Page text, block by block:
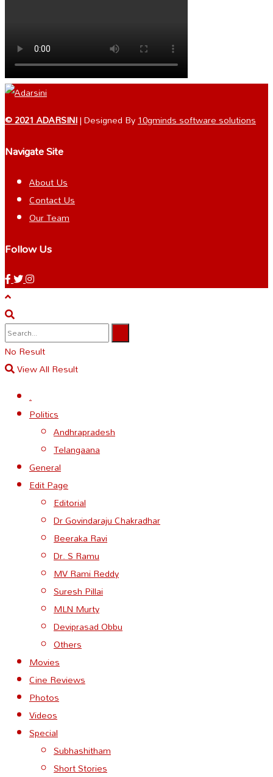
© 2021 ADARSINI| Designed By10gminds software solutions
Navigate Site
About Us
Contact Us
Our Team
Follow Us
No Result
View All Result
.
Politics
Andhrapradesh
Telangaana
General
Edit Page
Editorial
Dr Govindaraju Chakradhar
Beeraka Ravi
Dr. S Ramu
MV Rami Reddy
Suresh Pillai
MLN Murty
Deviprasad Obbu
Others
Movies
Cine Reviews
Photos
Videos
Special
Subhashitham
Short Stories